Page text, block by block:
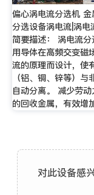
偏心涡电流分选机
分选设备涡电流|涡电
简要描述： 涡电流
用导体在高频交变磁
流的原理而设计，使
（铝、铜、锌等）与
自动分离。 减少劳
的回收金属，有效增
对此设备感